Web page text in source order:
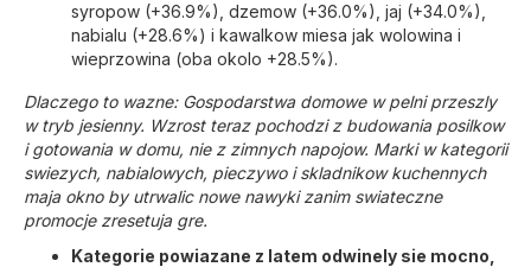
syropow (+36.9%), dzemow (+36.0%), jaj (+34.0%),
nabialu (+28.6%) i kawalkow miesa jak wolowina i
wieprzowina (oba okolo +28.5%).
Dlaczego to wazne: Gospodarstwa domowe w pelni przeszly
w tryb jesienny. Wzrost teraz pochodzi z budowania posilkow
i gotowania w domu, nie z zimnych napojow. Marki w kategorii
swiezych, nabialowych, pieczywo i skladnikow kuchennych
maja okno by utrwalic nowe nawyki zanim swiateczne
promocje zresetuja gre.
Kategorie powiazane z latem odwinely sie mocno,